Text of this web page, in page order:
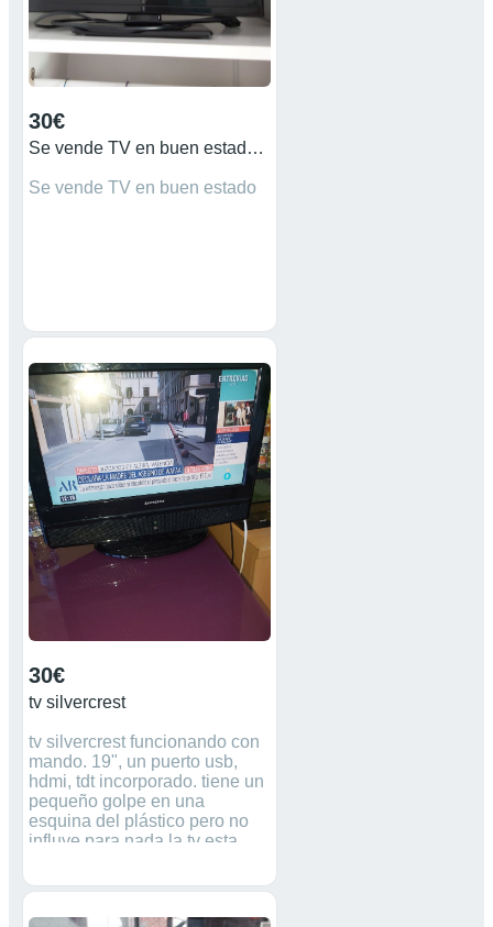
30€
Se vende TV en buen estado funciona perfectamente
Se vende TV en buen estado
30€
tv silvercrest
tv silvercrest funcionando con
mando. 19", un puerto usb,
hdmi, tdt incorporado. tiene un
pequeño golpe en una
esquina del plástico pero no
influye para nada la tv esta